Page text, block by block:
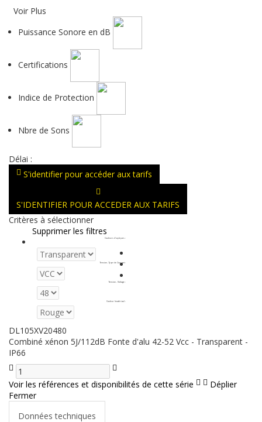
Voir Plus
Puissance Sonore en dB
Certifications
Indice de Protection
Nbre de Sons
Délai :
S'identifier pour accéder aux tarifs
S'IDENTIFIER POUR ACCEDER AUX TARIFS
Critères à sélectionner
Supprimer les filtres
Couleurs d'optiques :
Tension - Type de Courant :
Tension - Voltage :
Couleur (matériau) :
DL105XV20480
Combiné xénon 5J/112dB Fonte d'alu 42-52 Vcc - Transparent -
IP66
Voir les références et disponibilités de cette série
Déplier
Fermer
Données techniques